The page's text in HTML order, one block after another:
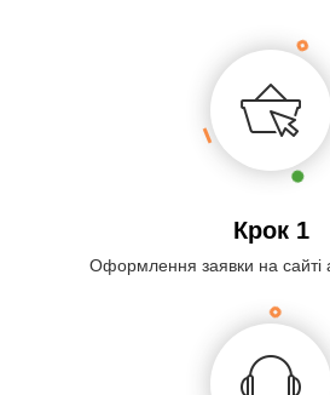
Крок 1
Оформлення заявки на